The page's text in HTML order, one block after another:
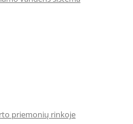
priemonių rinkoje